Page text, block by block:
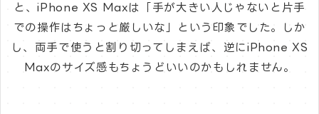
と、iPhone XS Maxは「手が大きい人じゃないと片手
での操作はちょっと厳しいな」という印象でした。しか
し、両手で使うと割り切ってしまえば、逆にiPhone XS
Maxのサイズ感もちょうどいいのかもしれません。